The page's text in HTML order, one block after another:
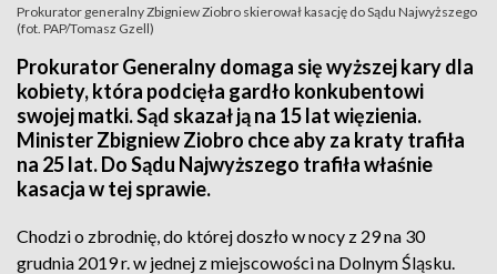
Prokurator generalny Zbigniew Ziobro skierował kasację do Sądu Najwyższego
(fot. PAP/Tomasz Gzell)
Prokurator Generalny domaga się wyższej kary dla
kobiety, która podcięła gardło konkubentowi
swojej matki. Sąd skazał ją na 15 lat więzienia.
Minister Zbigniew Ziobro chce aby za kraty trafiła
na 25 lat. Do Sądu Najwyższego trafiła właśnie
kasacja w tej sprawie.
Chodzi o zbrodnię, do której doszło w nocy z 29 na 30
grudnia 2019 r. w jednej z miejscowości na Dolnym Śląsku.